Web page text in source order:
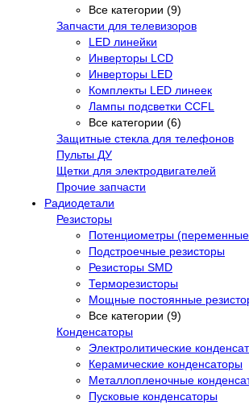
Все категории (9)
Запчасти для телевизоров
LED линейки
Инверторы LCD
Инверторы LED
Комплекты LED линеек
Лампы подсветки CCFL
Все категории (6)
Защитные стекла для телефонов
Пульты ДУ
Щетки для электродвигателей
Прочие запчасти
Радиодетали
Резисторы
Потенциометры
Подстроечные резисторы
Резисторы SMD
Терморезисторы
Мощные постоянные
Все категории (9)
Конденсаторы
Электролитические
Керамические конденсаторы
Металлопленочные
Пусковые конденсаторы